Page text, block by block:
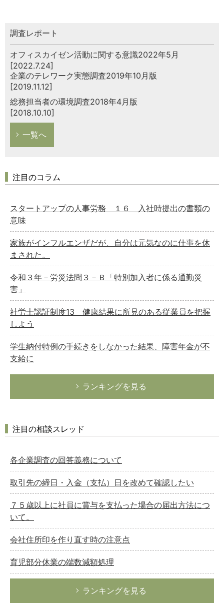
調査レポート
オフィスカイゼン活動に関する意識2022年5月
[2022.7.24]
企業のテレワーク実態調査2019年10月版
[2019.11.12]
総務担当者の環境調査2018年4月版
[2018.10.10]
一覧へ
注目のコラム
スタートアップの人事労務 １６ 入社時提出の書類の
意味
家族がインフルエンザだが、自分は元気なのに仕事を休
まされた。
令和３年－労災法問３－Ｂ「特別加入者に係る通勤災
害」
社労士認証制度13 健康結果に所見のある従業員を把握
しよう
学生納付特例の手続きをしなかった結果、障害年金が不
支給に
ランキングを見る
注目の相談スレッド
各企業調査の回答義務について
取引先の締日・入金（支払）日を改めて確認したい
７５歳以上に社員に賞与を支払った場合の届出方法につ
いて。
会社住所印を作り直す時の注意点
育児部分休業の端数減額処理
ランキングを見る